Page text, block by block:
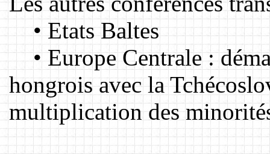
• Etats Baltes
• Europe Centrale :
hongrois avec la
multiplication des